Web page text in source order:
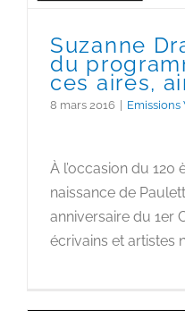
Suzanne
du
ces aires,
8 mars 2016
À l’occasion du 120
naissance de
anniversaire du 1er
écrivains et artistes